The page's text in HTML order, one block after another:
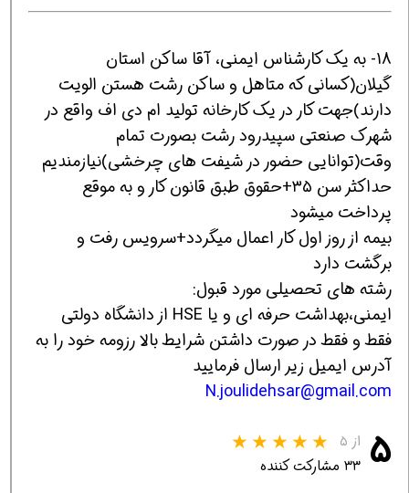
18- به یک کارشناس ایمنی، آقا ساکن استان
گیلان(کسانی که متاهل و ساکن رشت هستن الویت
دارند)جهت کار در یک کارخانه تولید ام دی اف واقع در
شهرک صنعتی سپیدرود رشت بصورت تمام
وقت(توانایی حضور در شیفت های چرخشی)نیازمندیم
حداکثر سن ۳۵+حقوق طبق قانون کار و به موقع
پرداخت میشود
بیمه از روز اول کار اعمال میگردد+سرویس رفت و
برگشت دارد
رشته های تحصیلی مورد قبول:
ایمنی،بهداشت حرفه ای و یا HSE از دانشگاه دولتی
فقط و فقط در صورت داشتن شرایط بالا رزومه خود را به
آدرس ایمیل زیر ارسال فرمایید
N.joulidehsar@gmail.com
۵ از ۵
۳۳ مشارکت کننده